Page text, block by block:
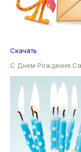
Скачать
С Днем Рождения